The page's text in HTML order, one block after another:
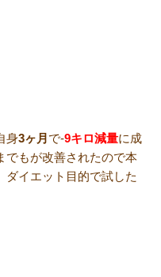
身3ヶ月 で-9キロ減量に成
でもが改善されたので本
ダイエット目的で試した